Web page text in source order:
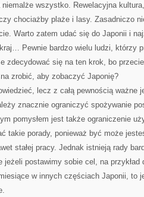
niemalże wszystko. Rewelacyjna
chociażby plaże i lasy. Zasadniczo
Warto zatem udać się do Japonii i
Pewnie bardzo wielu ludzi, którzy
zdecydować się na ten krok, bo
zrobić, aby zobaczyć Japonię?
lecz z całą pewnością ważne
znacznie ograniczyć spożywanie
pomysłem jest także ograniczenie
takie porady, ponieważ być może
stałej pracy. Jednak istnieją rady
postawimy sobie cel, na przykład
w innych częściach Japonii, to